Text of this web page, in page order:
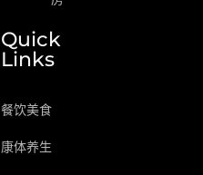
Quick
Links
餐饮美食
康体养生